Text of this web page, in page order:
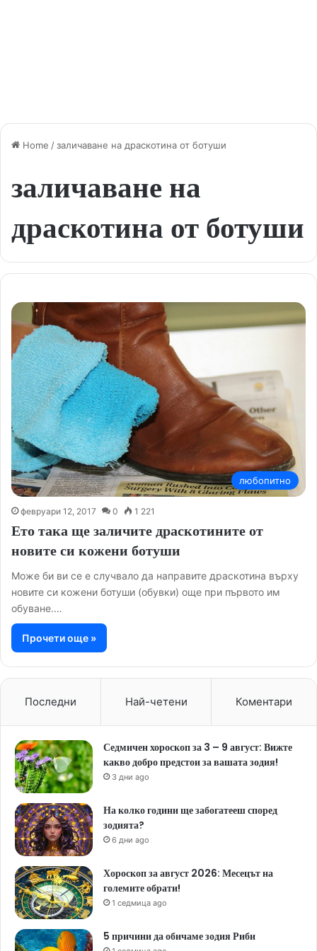
Home /заличаване на драскотина от ботуши
заличаване на
драскотина от ботуши
любопитно
февруари 12, 2017 0 1 221
Ето така ще заличите драскотините от
новите си кожени ботуши
Може би ви се е случвало да направите драскотина върху
новите си кожени ботуши (обувки) още при първото им
обуване.…
Прочети още »
Последни Най-четени Коментари
Седмичен хороскоп за 3 – 9 август: Вижте
какво добро предстои за вашата зодия!
3 дни ago
На колко години ще забогатееш според
зодията?
6 дни ago
Хороскоп за август 2026: Месецът на
големите обрати!
1 седмица ago
5 причини да обичаме зодия Риби